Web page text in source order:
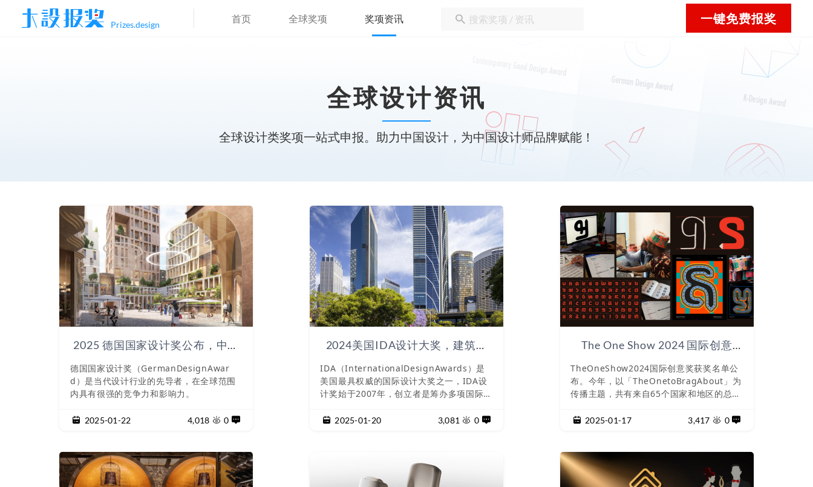
Prizes.design
首页 全球奖项 奖项资讯 一键免费报奖
全球设计资讯
全球设计类奖项一站式申报。助力中国设计，为中国设计师品牌赋能！
2025 德国国家设计奖公布，中国
德国国家设计奖（GermanDesignAwar
d）是当代设计行业的先导者，在全球范围
内具有很强的竞争力和影响力。
2025-01-22 4,018 0
2024美国IDA设计大奖，建筑设
IDA（InternationalDesignAwards）是
美国最具权威的国际设计大奖之一，IDA设
计奖始于2007年，创立者是筹办多项国际大
国际设计大奖公布最终名单，一起来欣赏建
2025-01-20 3,081 0
The One Show 2024 国际创意
TheOneShow2024国际创意奖获奖名单公
布。今年，以「TheOnetoBragAbout」为
传播主题，共有来自65个国家和地区的总共
奖，206个银奖，280个铜奖和1120个佳作
2025-01-17 3,417 0